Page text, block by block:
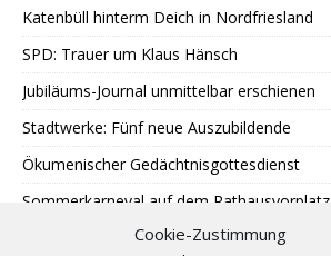
Cookie-Zustimmung
Katenbüll hinterm Deich in Nordfriesland
SPD: Trauer um Klaus Hänsch
Jubiläums-Journal unmittelbar erschienen
Stadtwerke: Fünf neue Auszubildende
Ökumenischer Gedächtnisgottesdienst
Sommerkarneval auf dem Rathausvorplatz
LAUT Finissage im Kunstbüdchen